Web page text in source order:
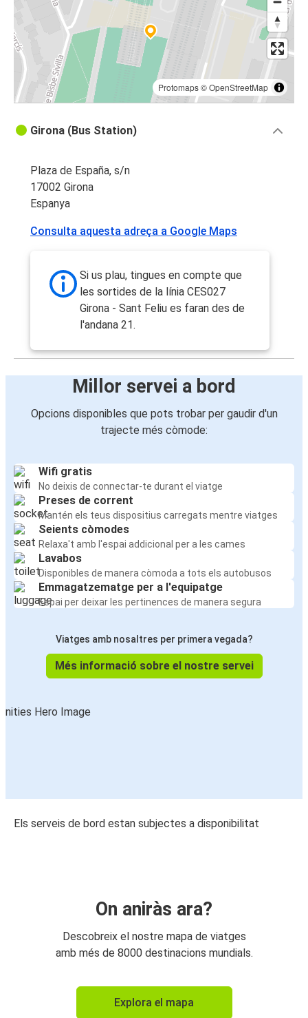
Protomaps©OpenStreetMap
Girona (Bus Station)
Plaza de España, s/n
17002 Girona
Espanya
Consulta aquesta adreça a Google Maps
Si us plau, tingues en compte que
les sortides de la línia CES027
Girona - Sant Feliu es faran des de
l'andana 21.
Millor servei a bord
Opcions disponibles que pots trobar per gaudir d'un
trajecte més còmode:
Wifi gratis
No deixis de connectar-te durant el viatge
Preses de corrent
Mantén els teus dispositius carregats mentre viatges
Seients còmodes
Relaxa't amb l'espai addicional per a les cames
Lavabos
Disponibles de manera còmoda a tots els autobusos
Emmagatzematge per a l'equipatge
Espai per deixar les pertinences de manera segura
Viatges amb nosaltres per primera vegada?
Més informació sobre el nostre servei
Els serveis de bord estan subjectes a disponibilitat
On aniràs ara?
Descobreix el nostre mapa de viatges
amb més de 8000 destinacions mundials.
Explora el mapa